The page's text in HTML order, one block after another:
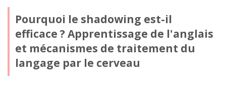
Pourquoi le shadowing est-il
efficace ? Apprentissage de l'anglais
et mécanismes de traitement du
langage par le cerveau